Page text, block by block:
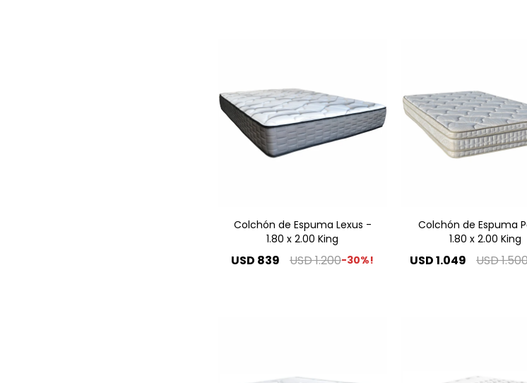
Colchón de Espuma Lexus -
1.80 x 2.00 King
USD 839 USD1.200 30
Colchón de Espuma
1.80 x 2.00 King
USD1.049 USD